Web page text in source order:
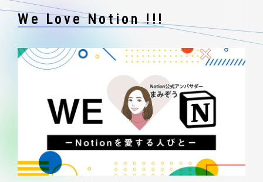
We Love Notion !!!